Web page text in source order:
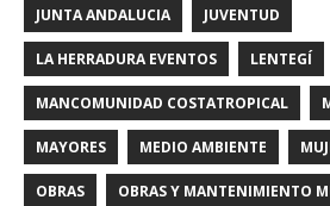
JUNTA ANDALUCIA JUVENTUD
LA HERRADURA EVENTOS LENTEGÍ
MANCOMUNIDAD COSTATROPICAL
MAYORES MEDIO AMBIENTE
OBRAS OBRAS Y MANTENIMIENTO